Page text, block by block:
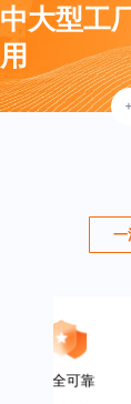
中大型工
用
一
安全可靠